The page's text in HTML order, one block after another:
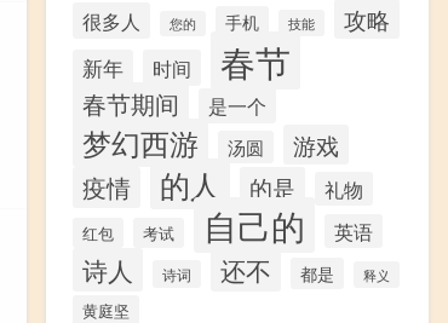
很多人 您的 手机 技能 攻略
新年 时间 春节
春节期间 是一个
梦幻西游 汤圆 游戏
疫情 的人 的是 礼物
红包 考试 自己的 英语
诗人 诗词 还不 都是 释义
黄庭坚